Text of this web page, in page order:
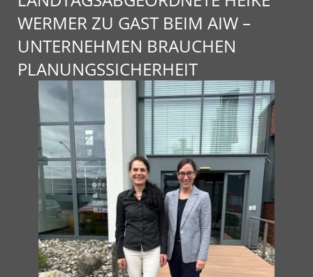
WERMER ZU GAST BEIM AIW –
UNTERNEHMEN BRAUCHEN
PLANUNGSSICHERHEIT